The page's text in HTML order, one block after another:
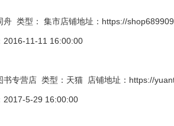
舟 类型： 集市店铺地址：https://
2016-11-11 16:00:00
书专营店 类型：天猫 店铺地址：https://
2017-5-29 16:00:00